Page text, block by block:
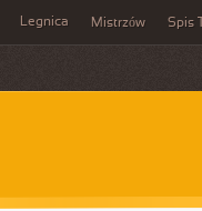
Legnica Mistrzów Spis